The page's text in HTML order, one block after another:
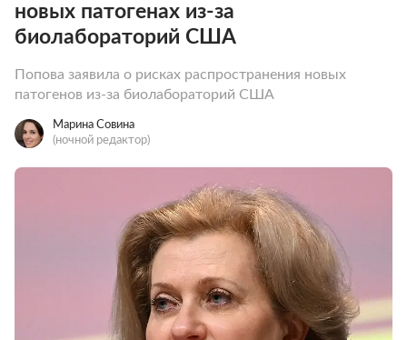
новых патогенах из-за
биолабораторий США
Попова заявила о рисках распространения новых
патогенов из-за биолабораторий США
Марина Совина
(ночной редактор)